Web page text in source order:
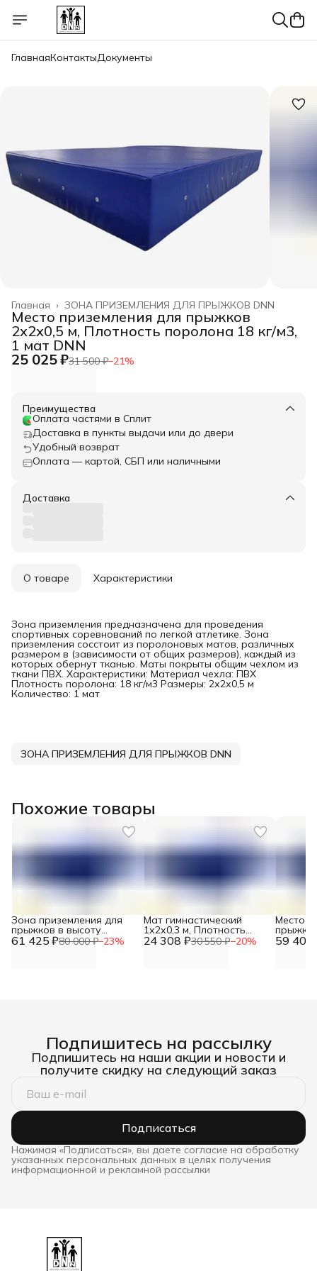
ГлавнаяКонтактыДокументы
ЗОНА ПРИЗЕМЛЕНИЯ ДЛЯ ПРЫЖКОВ DNN
Главная ›
Место приземления для прыжков
2х2х0,5 м, Плотность поролона 18 кг/м3,
1 мат DNN
25 025 ₽31 500 ₽−21%
Преимущества
Оплата частями в Сплит
Доставка в пункты выдачи или до двери
Удобный возврат
Оплата — картой, СБП или наличными
Доставка
О товаре Характеристики
Зона приземления предназначена для проведения
спортивных соревнований по легкой атлетике. Зона
приземления сосстоит из поролоновых матов, различных
размером в (зависимости от общих размеров), каждый из
которых обернут тканью. Маты покрыты общим чехлом из
ткани ПВХ. Характеристики: Материал чехла: ПВХ
Плотность поролона: 18 кг/м3 Размеры: 2х2х0,5 м
Количество: 1 мат
ЗОНА ПРИЗЕМЛЕНИЯ ДЛЯ ПРЫЖКОВ DNN
Похожие товары
61 425 ₽80 000 ₽−23%
Зона приземления для
прыжков в высоту
200*300*30 см, Плотность 24 308 ₽30 550 ₽−20%
Мат гимнастический
1х2х0,3 м, Плотность
поролона 22 кг/м3, 1 мат 59 400
Место
Подпишитесь на рассылку
Подпишитесь на наши акции и новости и
получите скидку на следующий заказ
Подписаться
Нажимая «Подписаться», вы даете согласие на обработку
указанных персональных данных в целях получения
информационной и рекламной рассылки